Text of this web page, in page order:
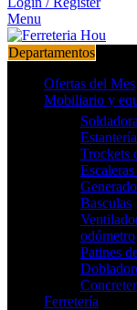
Menu
Departamentos
Ofertas del Mes
Mobiliario y
Trockets
Basculas
odómetro
Patines
Ferretería